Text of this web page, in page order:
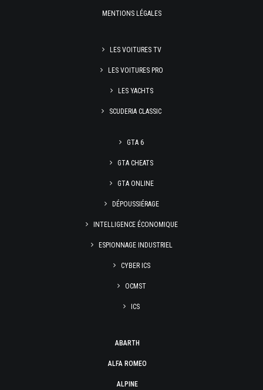
MENTIONS LÉGALES
LES VOITURES TV
LES VOITURES PRO
LES YACHTS
SCUDERIA CLASSIC
GTA 6
GTA CHEATS
GTA ONLINE
DÉPOUSSIÉRAGE
INTELLIGENCE ÉCONOMIQUE
ESPIONNAGE INDUSTRIEL
CYBER ICS
OCMST
ICS
ABARTH
ALFA ROMEO
ALPINE